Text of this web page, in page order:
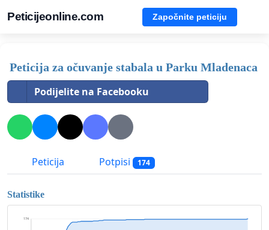
Peticijeonline.com Započnite peticiju
Peticija za očuvanje stabala u Parku Mladenaca
Podijelite na Facebooku
Peticija Potpisi 174
Statistike
174